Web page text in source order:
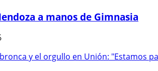
a manos de Gimnasia